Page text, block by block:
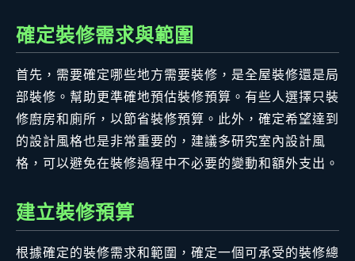
確定裝修需求與範圍
首先，需要確定哪些地方需要裝修，是全屋裝修還是局
部裝修。幫助更準確地預估裝修預算。有些人選擇只裝
修廚房和廁所，以節省裝修預算。此外，確定希望達到
的設計風格也是非常重要的，建議多研究室內設計風
格，可以避免在裝修過程中不必要的變動和額外支出。
建立裝修預算
根據確定的裝修需求和範圍，確定一個可承受的裝修總